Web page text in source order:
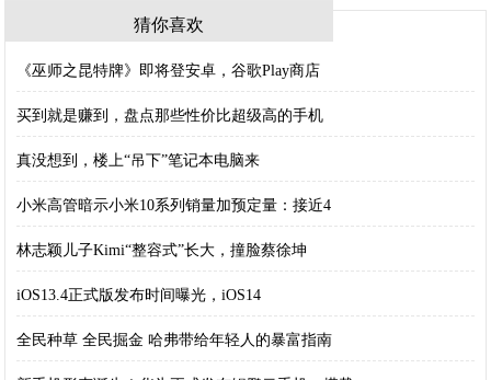
猜你喜欢
《巫师之昆特牌》即将登安卓，谷歌Play商店
买到就是赚到，盘点那些性价比超级高的手机
真没想到，楼上“吊下”笔记本电脑来
小米高管暗示小米10系列销量加预定量：接近4
林志颖儿子Kimi“整容式”长大，撞脸蔡徐坤
iOS13.4正式版发布时间曝光，iOS14
全民种草 全民掘金 哈弗带给年轻人的暴富指南